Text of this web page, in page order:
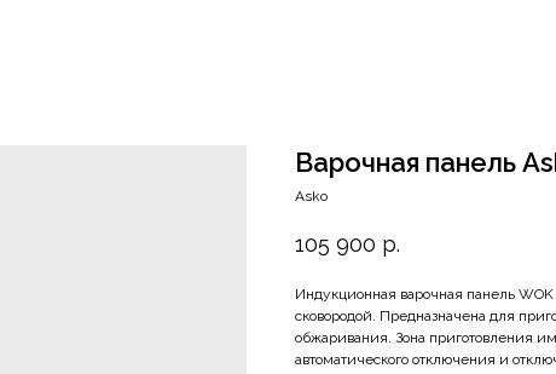
Варочная панель
Asko
105 900 р.
Индукционная варочная панель WOK
сковородой. Предназначена для
обжаривания. Зона приготовления
автоматического отключения и